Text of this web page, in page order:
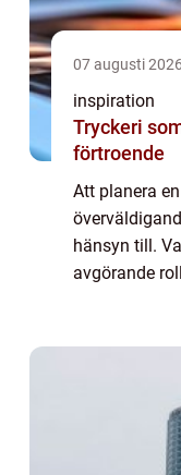
07 augusti 2026
inspiration
Tryckeri
förtroende
Att planera
hänsyn till.
avgörande